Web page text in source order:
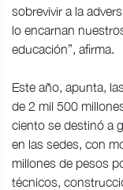
sobrevivir a la
lo encarnan
educación”, afirma.
Este año, apunta,
de 2 mil 500
ciento se destinó a
en las sedes, con
millones de pesos
técnicos,